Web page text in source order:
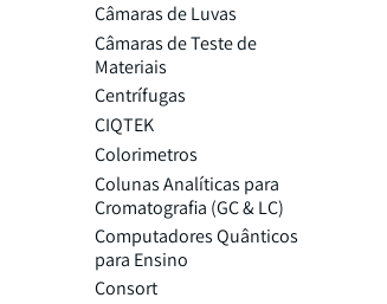
Câmaras de Luvas
Câmaras de Teste de
Materiais
Centrífugas
CIQTEK
Colorimetros
Colunas Analíticas para
Cromatografia (GC & LC)
Computadores Quânticos
para Ensino
Consort